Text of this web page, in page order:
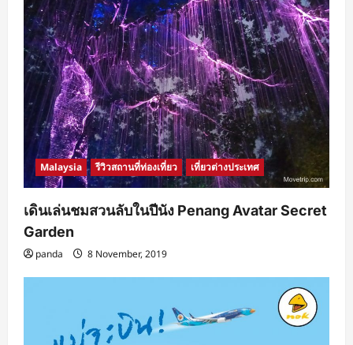
Malaysia รีวิวสถานที่ท่องเที่ยว เที่ยวต่างประเทศ
เดินเล่นชมสวนลับในปีนัง Penang Avatar Secret
Garden
panda 8 November, 2019